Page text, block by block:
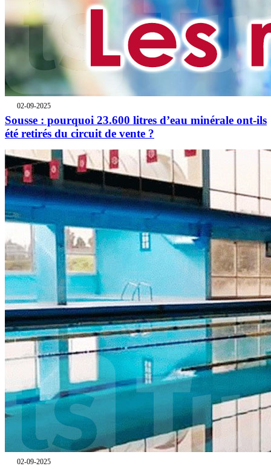
02-09-2025
Sousse : pourquoi 23.600 litres d’eau minérale ont-ils
été retirés du circuit de vente ?
02-09-2025